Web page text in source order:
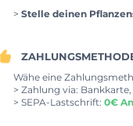
> Stelle deinen
Wähe eine
> Zahlung via:
> SEPA-Lastschrift: 0€